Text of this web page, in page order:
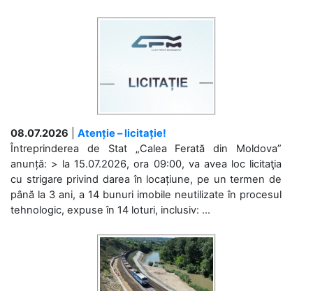
08.07.2026
Atenție – licitație!
Întreprinderea de Stat „Calea Ferată din Moldova”
anunță: > la 15.07.2026, ora 09:00, va avea loc licitaţia
cu strigare privind darea în locațiune, pe un termen de
până la 3 ani, a 14 bunuri imobile neutilizate în procesul
tehnologic, expuse în 14 loturi, inclusiv: ...